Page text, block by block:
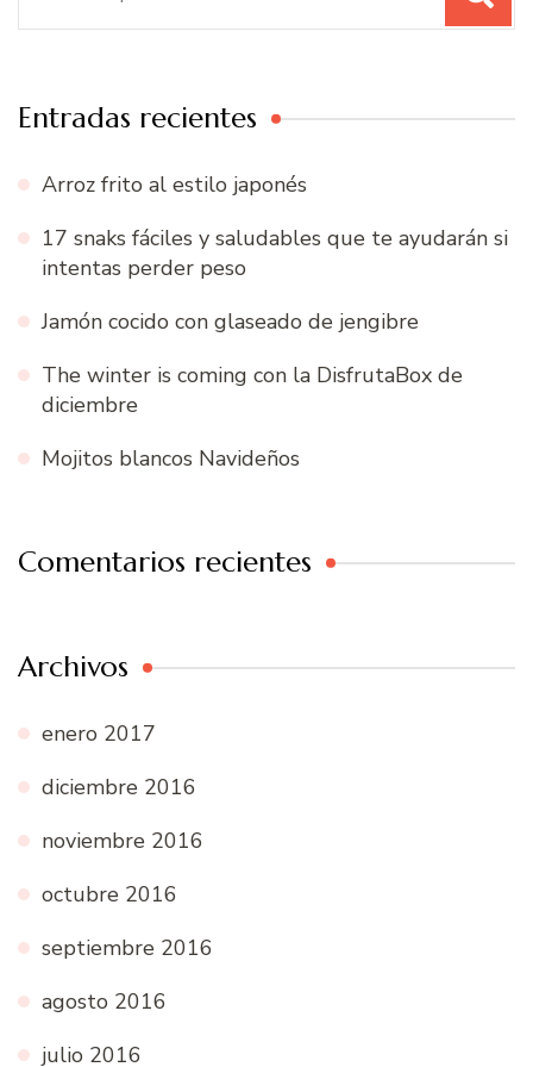
Entradas recientes
Arroz frito al estilo japonés
17 snaks fáciles y saludables que te ayudarán si
intentas perder peso
Jamón cocido con glaseado de jengibre
The winter is coming con la DisfrutaBox de
diciembre
Mojitos blancos Navideños
Comentarios recientes
Archivos
enero 2017
diciembre 2016
noviembre 2016
octubre 2016
septiembre 2016
agosto 2016
julio 2016